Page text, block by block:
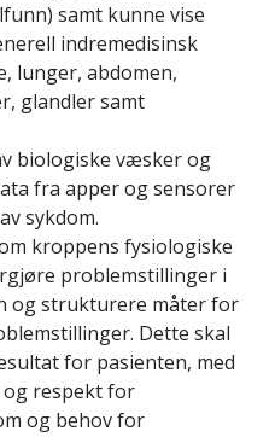
samt kunne vise
indremedisinsk
lunger, abdomen,
glandler samt
biologiske væsker og
fra apper og sensorer
sykdom.
kroppens fysiologiske
problemstillinger i
og strukturere måter for
Dette skal
for pasienten, med
respekt for
og behov for